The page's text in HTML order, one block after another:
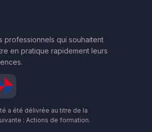
professionnels qui souhaitent
en pratique rapidement leurs
a été délivrée au titre de la
: Actions de formation.